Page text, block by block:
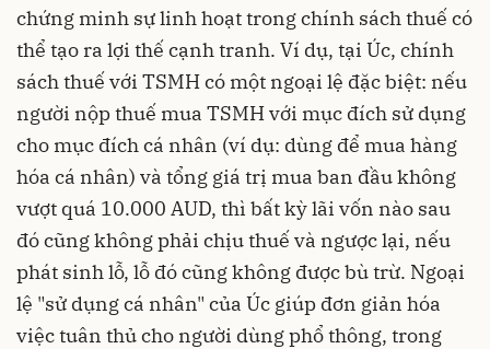
chứng minh sự linh hoạt trong chính sách thuế có
thể tạo ra lợi thế cạnh tranh. Ví dụ, tại Úc, chính
sách thuế với TSMH có một ngoại lệ đặc biệt: nếu
người nộp thuế mua TSMH với mục đích sử dụng
cho mục đích cá nhân (ví dụ: dùng để mua hàng
hóa cá nhân) và tổng giá trị mua ban đầu không
vượt quá 10.000 AUD, thì bất kỳ lãi vốn nào sau
đó cũng không phải chịu thuế và ngược lại, nếu
phát sinh lỗ, lỗ đó cũng không được bù trừ. Ngoại
lệ "sử dụng cá nhân" của Úc giúp đơn giản hóa
việc tuân thủ cho người dùng phổ thông, trong